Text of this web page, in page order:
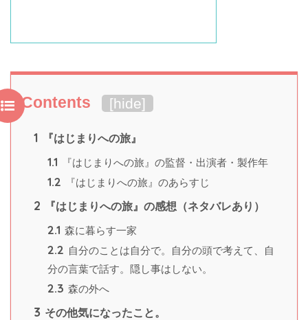
Contents [hide]
1 『はじまりへの旅』
1.1 『はじまりへの旅』の監督・出演者・製作年
1.2 『はじまりへの旅』のあらすじ
2 『はじまりへの旅』の感想（ネタバレあり）
2.1 森に暮らす一家
2.2 自分のことは自分で。自分の頭で考えて、自
分の言葉で話す。隠し事はしない。
2.3 森の外へ
3 その他気になったこと。